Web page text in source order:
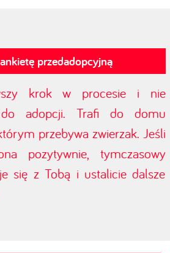
przedadopcyjną
krok w procesie i nie
adopcji. Trafi do domu
przebywa zwierzak. Jeśli
pozytywnie, tymczasowy
się z Tobą i ustalicie dalsze